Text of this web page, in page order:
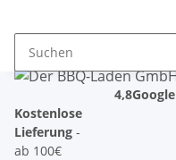
Kostenlose
Lieferung -
ab 100€
4,8Google